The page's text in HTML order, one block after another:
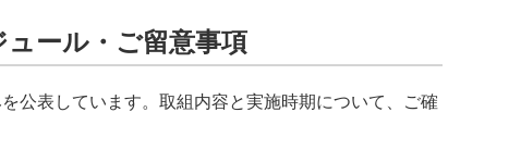
ール・ご留意事項
公表しています。取組内容と実施時期について、ご確